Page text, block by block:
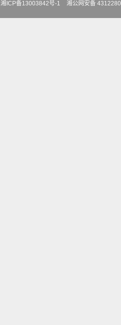
湘ICP备13003842号-1
湘公网安备